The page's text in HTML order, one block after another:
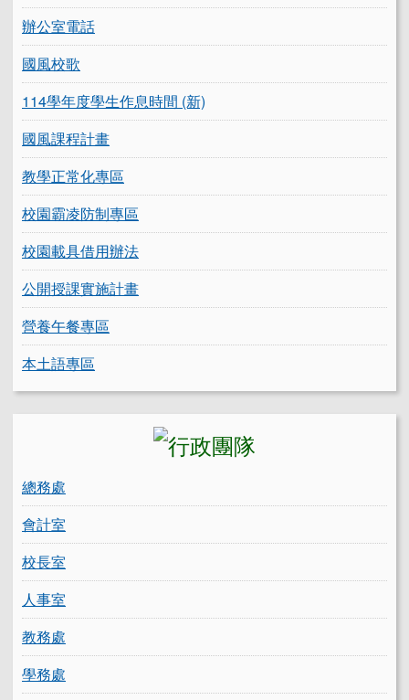
辦公室電話
國風校歌
114學年度學生作息時間 (新)
國風課程計畫
教學正常化專區
校園霸凌防制專區
校園載具借用辦法
公開授課實施計畫
營養午餐專區
本土語專區
總務處
會計室
校長室
人事室
教務處
學務處